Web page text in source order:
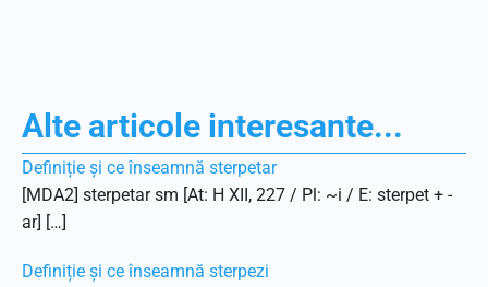
Alte articole interesante...
Definiție și ce înseamnă sterpetar
[MDA2] sterpetar sm [At: H XII, 227 / Pl: ~i / E: sterpet + -
ar] […]
Definiție și ce înseamnă sterpezi